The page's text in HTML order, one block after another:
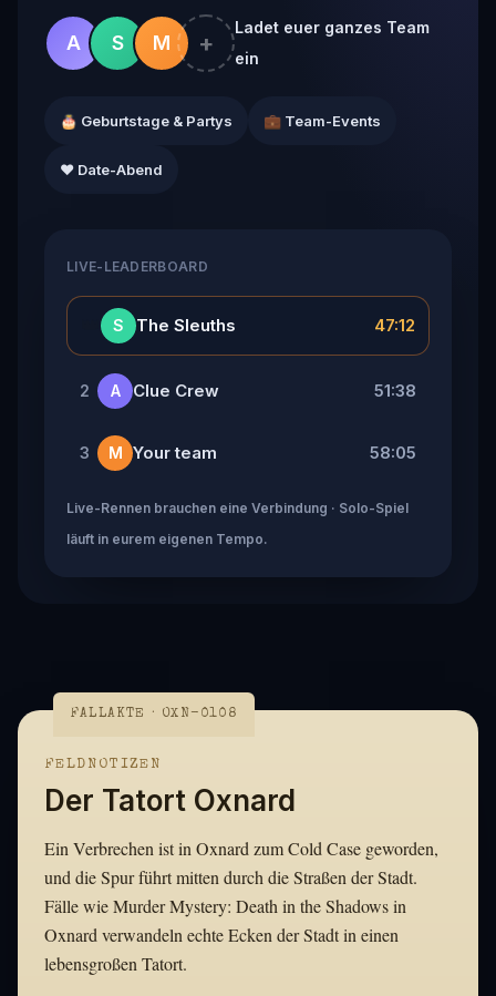
A S M +
Ladet euer ganzes Team
ein
🎂 Geburtstage & Partys 💼 Team-Events
❤️ Date-Abend
LIVE-LEADERBOARD
S The Sleuths 47:12
2 A Clue Crew 51:38
3 M Your team 58:05
Live-Rennen brauchen eine Verbindung · Solo-Spiel
läuft in eurem eigenen Tempo.
FALLAKTE · OXN-0108
FELDNOTIZEN
Der Tatort Oxnard
Ein Verbrechen ist in Oxnard zum Cold Case geworden,
und die Spur führt mitten durch die Straßen der Stadt.
Fälle wie Murder Mystery: Death in the Shadows in
Oxnard verwandeln echte Ecken der Stadt in einen
lebensgroßen Tatort.